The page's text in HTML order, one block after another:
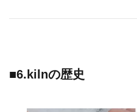
■6.kilnの歴史